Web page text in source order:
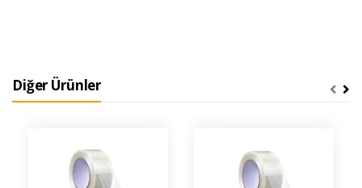
Diğer Ürünler